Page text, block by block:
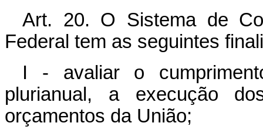
Art. 20. O Sistema de
Federal tem as seguintes
I - avaliar o
plurianual, a execução
orçamentos da União;